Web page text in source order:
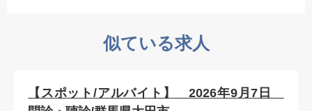
似ている求人
【スポット/アルバイト】 2026年9月7日